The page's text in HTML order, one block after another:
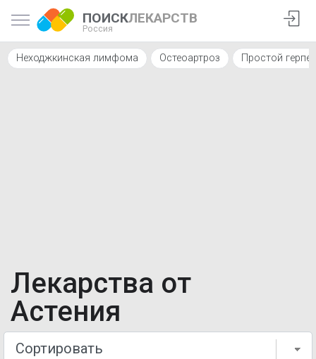
ПОИСКЛЕКАРСТВ
Россия
Неходжкинская лимфома Остеоартроз Простой герпес
Лекарства от
Астения